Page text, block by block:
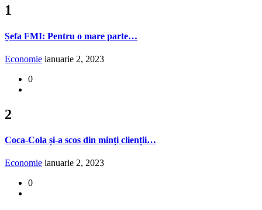
1
Șefa FMI: Pentru o mare parte…
Economie ianuarie 2, 2023
0
2
Coca-Cola și-a scos din minți clienții…
Economie ianuarie 2, 2023
0